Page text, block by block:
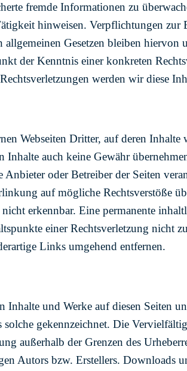
fremde Informationen zu
hinweisen. Verpflichtungen zur
Gesetzen bleiben hiervon
der Kenntnis einer konkreten
werden wir diese
Webseiten Dritter, auf deren Inhalte
Inhalte auch keine Gewähr
Anbieter oder Betreiber der Seiten
auf mögliche Rechtsverstöße
erkennbar. Eine permanente
einer Rechtsverletzung nicht
Links umgehend entfernen.
Inhalte und Werke auf diesen Seiten
gekennzeichnet. Die
außerhalb der Grenzen des
Autors bzw. Erstellers. Downloads